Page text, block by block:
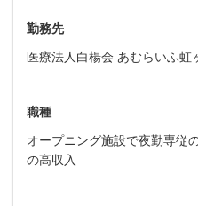
勤務先
医療法人白楊会 あむらいふ虹
職種
オープニング施設で夜勤専従
の高収入